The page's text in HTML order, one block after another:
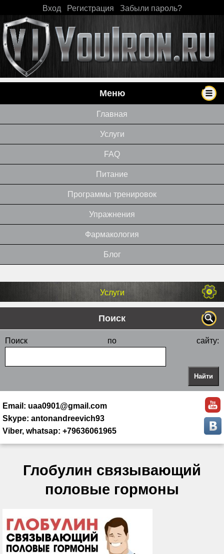
Вход Регистрация Забыли пароль?
Меню
Главная
Услуги
FAQ
Питание
Программы тренировок
Упражнения
Фармакология
Блог
Услуги
Поиск
Поиск по сайту:
Email: uaa0901@gmail.com
Skype: antonandreevich93
Viber, whatsap: +79636061965
Глобулин связывающий
половые гормоны